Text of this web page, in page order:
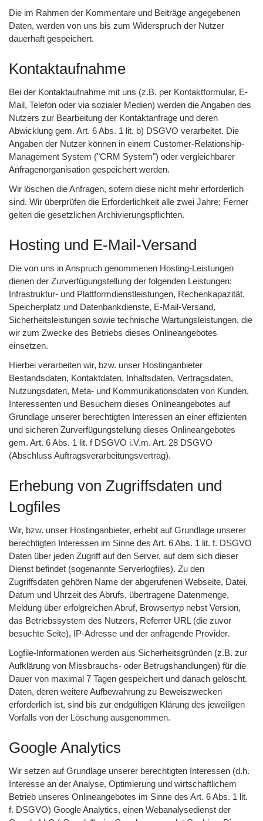
Die im Rahmen der Kommentare und Beiträge angegebenen
Daten, werden von uns bis zum Widerspruch der Nutzer
dauerhaft gespeichert.
Kontaktaufnahme
Bei der Kontaktaufnahme mit uns (z.B. per Kontaktformular, E-
Mail, Telefon oder via sozialer Medien) werden die Angaben des
Nutzers zur Bearbeitung der Kontaktanfrage und deren
Abwicklung gem. Art. 6 Abs. 1 lit. b) DSGVO verarbeitet. Die
Angaben der Nutzer können in einem Customer-Relationship-
Management System ("CRM System") oder vergleichbarer
Anfragenorganisation gespeichert werden.
Wir löschen die Anfragen, sofern diese nicht mehr erforderlich
sind. Wir überprüfen die Erforderlichkeit alle zwei Jahre; Ferner
gelten die gesetzlichen Archivierungspflichten.
Hosting und E-Mail-Versand
Die von uns in Anspruch genommenen Hosting-Leistungen
dienen der Zurverfügungstellung der folgenden Leistungen:
Infrastruktur- und Plattformdienstleistungen, Rechenkapazität,
Speicherplatz und Datenbankdienste, E-Mail-Versand,
Sicherheitsleistungen sowie technische Wartungsleistungen, die
wir zum Zwecke des Betriebs dieses Onlineangebotes
einsetzen.
Hierbei verarbeiten wir, bzw. unser Hostinganbieter
Bestandsdaten, Kontaktdaten, Inhaltsdaten, Vertragsdaten,
Nutzungsdaten, Meta- und Kommunikationsdaten von Kunden,
Interessenten und Besuchern dieses Onlineangebotes auf
Grundlage unserer berechtigten Interessen an einer effizienten
und sicheren Zurverfügungstellung dieses Onlineangebotes
gem. Art. 6 Abs. 1 lit. f DSGVO i.V.m. Art. 28 DSGVO
(Abschluss Auftragsverarbeitungsvertrag).
Erhebung von Zugriffsdaten und
Logfiles
Wir, bzw. unser Hostinganbieter, erhebt auf Grundlage unserer
berechtigten Interessen im Sinne des Art. 6 Abs. 1 lit. f. DSGVO
Daten über jeden Zugriff auf den Server, auf dem sich dieser
Dienst befindet (sogenannte Serverlogfiles). Zu den
Zugriffsdaten gehören Name der abgerufenen Webseite, Datei,
Datum und Uhrzeit des Abrufs, übertragene Datenmenge,
Meldung über erfolgreichen Abruf, Browsertyp nebst Version,
das Betriebssystem des Nutzers, Referrer URL (die zuvor
besuchte Seite), IP-Adresse und der anfragende Provider.
Logfile-Informationen werden aus Sicherheitsgründen (z.B. zur
Aufklärung von Missbrauchs- oder Betrugshandlungen) für die
Dauer von maximal 7 Tagen gespeichert und danach gelöscht.
Daten, deren weitere Aufbewahrung zu Beweiszwecken
erforderlich ist, sind bis zur endgültigen Klärung des jeweiligen
Vorfalls von der Löschung ausgenommen.
Google Analytics
Wir setzen auf Grundlage unserer berechtigten Interessen (d.h.
Interesse an der Analyse, Optimierung und wirtschaftlichem
Betrieb unseres Onlineangebotes im Sinne des Art. 6 Abs. 1 lit.
f. DSGVO) Google Analytics, einen Webanalysedienst der